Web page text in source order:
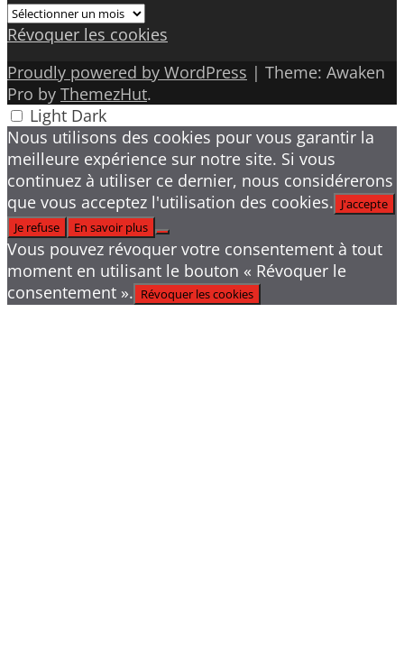
Archives
Révoquer les cookies
Proudly powered by WordPress | Theme: Awaken
Pro by ThemezHut.
Light Dark
Nous utilisons des cookies pour vous garantir la
meilleure expérience sur notre site. Si vous
continuez à utiliser ce dernier, nous considérerons
que vous acceptez l'utilisation des cookies. J'accepte
Je refuse
En savoir plus
Vous pouvez révoquer votre consentement à tout
moment en utilisant le bouton « Révoquer le
consentement ». Révoquer les cookies